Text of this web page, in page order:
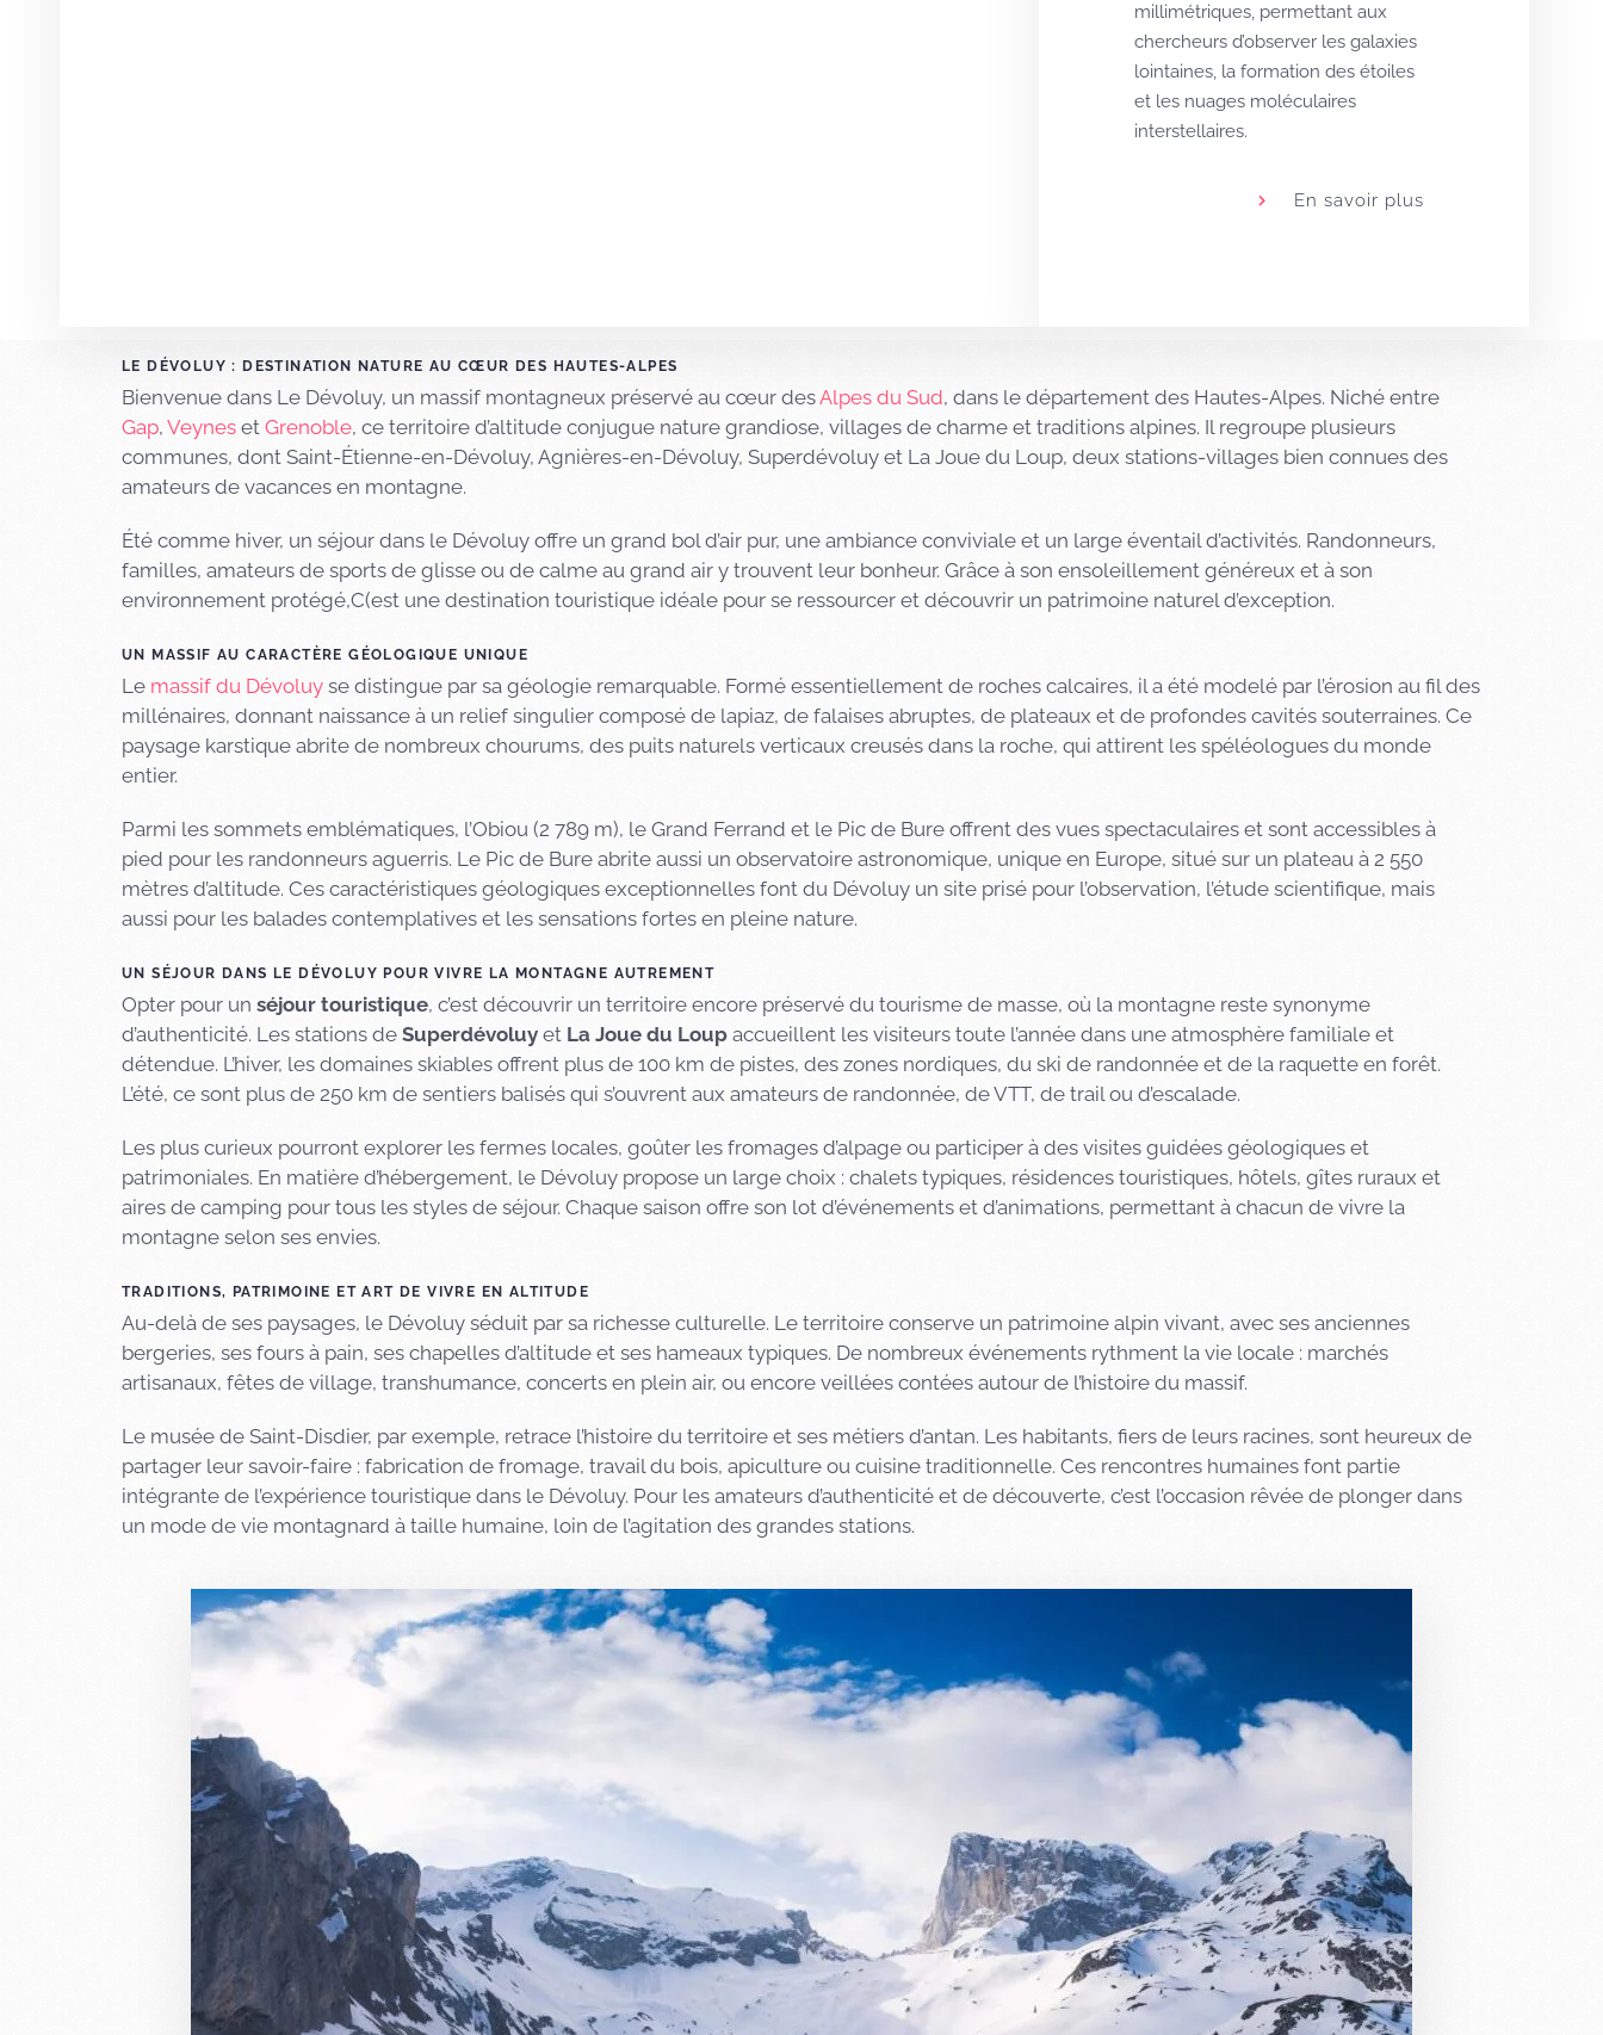
millimétriques, permettant aux
chercheurs d’observer les galaxies
lointaines, la formation des étoiles
et les nuages moléculaires
interstellaires.
En savoir plus
LE DÉVOLUY : DESTINATION NATURE AU CŒUR DES HAUTES-ALPES
Bienvenue dans Le Dévoluy, un massif montagneux préservé au cœur desAlpes du Sud, dans le département des Hautes-Alpes. Niché entre
Gap, Veynes et Grenoble, ce territoire d’altitude conjugue nature grandiose, villages de charme et traditions alpines. Il regroupe plusieurs
communes, dont Saint-Étienne-en-Dévoluy, Agnières-en-Dévoluy, Superdévoluy et La Joue du Loup, deux stations-villages bien connues des
amateurs de vacances en montagne.
Été comme hiver, un séjour dans le Dévoluy offre un grand bol d’air pur, une ambiance conviviale et un large éventail d’activités. Randonneurs,
familles, amateurs de sports de glisse ou de calme au grand air y trouvent leur bonheur. Grâce à son ensoleillement généreux et à son
environnement protégé,C(est une destination touristique idéale pour se ressourcer et découvrir un patrimoine naturel d’exception.
UN MASSIF AU CARACTÈRE GÉOLOGIQUE UNIQUE
Le massif du Dévoluy se distingue par sa géologie remarquable. Formé essentiellement de roches calcaires, il a été modelé par l’érosion au fil des
millénaires, donnant naissance à un relief singulier composé de lapiaz, de falaises abruptes, de plateaux et de profondes cavités souterraines. Ce
paysage karstique abrite de nombreux chourums, des puits naturels verticaux creusés dans la roche, qui attirent les spéléologues du monde
entier.
Parmi les sommets emblématiques, l’Obiou (2 789 m), le Grand Ferrand et le Pic de Bure offrent des vues spectaculaires et sont accessibles à
pied pour les randonneurs aguerris. Le Pic de Bure abrite aussi un observatoire astronomique, unique en Europe, situé sur un plateau à 2 550
mètres d’altitude. Ces caractéristiques géologiques exceptionnelles font du Dévoluy un site prisé pour l’observation, l’étude scientifique, mais
aussi pour les balades contemplatives et les sensations fortes en pleine nature.
UN SÉJOUR DANS LE DÉVOLUY POUR VIVRE LA MONTAGNE AUTREMENT
Opter pour un séjour touristique, c’est découvrir un territoire encore préservé du tourisme de masse, où la montagne reste synonyme
d’authenticité. Les stations de Superdévoluy et La Joue du Loup accueillent les visiteurs toute l’année dans une atmosphère familiale et
détendue. L’hiver, les domaines skiables offrent plus de 100 km de pistes, des zones nordiques, du ski de randonnée et de la raquette en forêt.
L’été, ce sont plus de 250 km de sentiers balisés qui s’ouvrent aux amateurs de randonnée, de VTT, de trail ou d’escalade.
Les plus curieux pourront explorer les fermes locales, goûter les fromages d’alpage ou participer à des visites guidées géologiques et
patrimoniales. En matière d’hébergement, le Dévoluy propose un large choix : chalets typiques, résidences touristiques, hôtels, gîtes ruraux et
aires de camping pour tous les styles de séjour. Chaque saison offre son lot d’événements et d’animations, permettant à chacun de vivre la
montagne selon ses envies.
TRADITIONS, PATRIMOINE ET ART DE VIVRE EN ALTITUDE
Au-delà de ses paysages, le Dévoluy séduit par sa richesse culturelle. Le territoire conserve un patrimoine alpin vivant, avec ses anciennes
bergeries, ses fours à pain, ses chapelles d’altitude et ses hameaux typiques. De nombreux événements rythment la vie locale : marchés
artisanaux, fêtes de village, transhumance, concerts en plein air, ou encore veillées contées autour de l’histoire du massif.
Le musée de Saint-Disdier, par exemple, retrace l’histoire du territoire et ses métiers d’antan. Les habitants, fiers de leurs racines, sont heureux de
partager leur savoir-faire : fabrication de fromage, travail du bois, apiculture ou cuisine traditionnelle. Ces rencontres humaines font partie
intégrante de l’expérience touristique dans le Dévoluy. Pour les amateurs d’authenticité et de découverte, c’est l’occasion rêvée de plonger dans
un mode de vie montagnard à taille humaine, loin de l’agitation des grandes stations.